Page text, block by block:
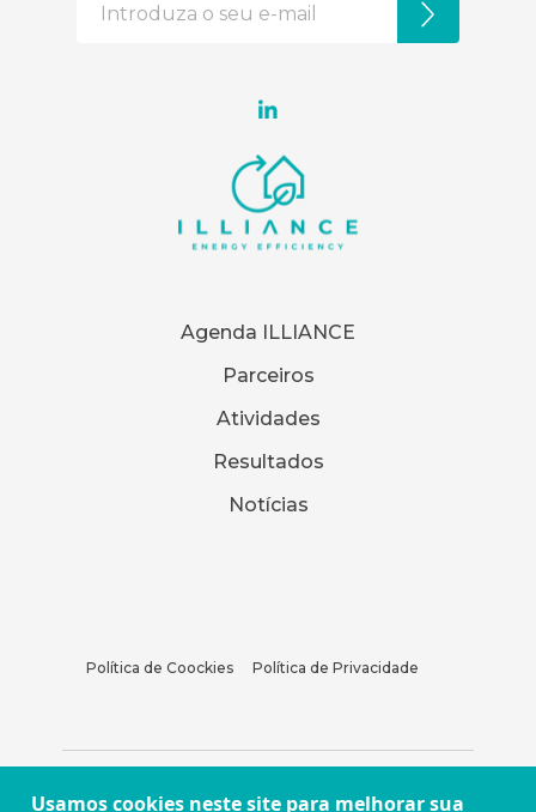
Agenda ILLIANCE
Parceiros
Atividades
Resultados
Notícias
Política de Coockies Política de Privacidade
Usamos cookies neste site para melhorar sua